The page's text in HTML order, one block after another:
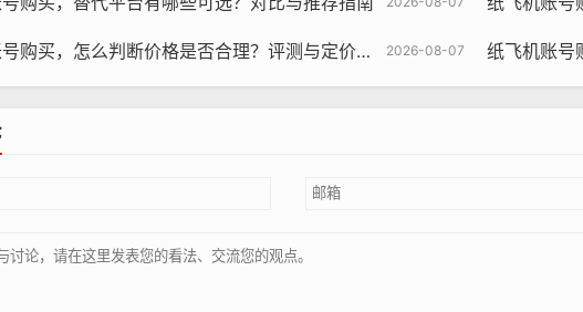
率可以提高账号的信誉，如果账号发送的消息频率适中，用户会认为您
息频率？
送工具
率适中,不会打扰用户。
2026-08-07
购买，怎么判断价格是否合理？评测与定价预测 纸飞机账号